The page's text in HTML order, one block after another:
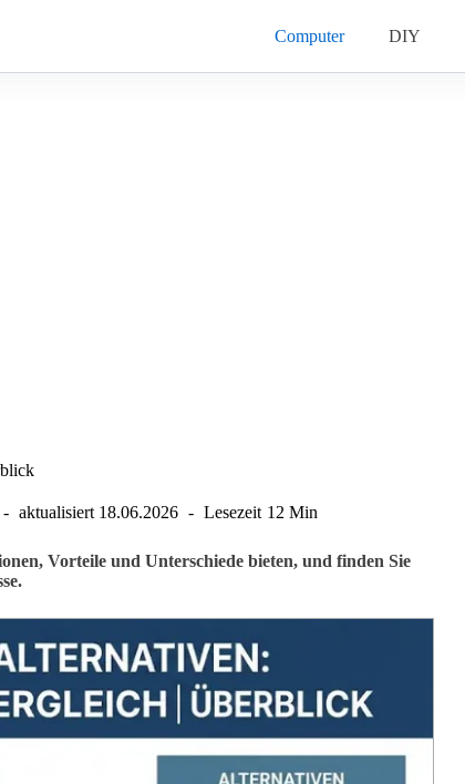
Computer DIY
aktualisiert 18.06.2026 Lesezeit 12 Min
Vorteile und Unterschiede bieten, und finden Sie